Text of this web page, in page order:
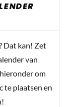
Dat kan! Zet
van
om
te plaatsen en